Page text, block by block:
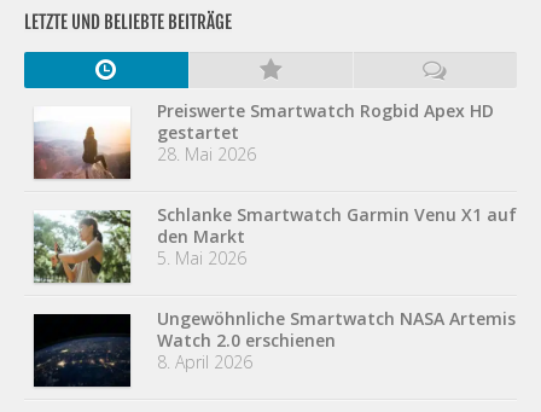
LETZTE UND BELIEBTE BEITRÄGE
Preiswerte Smartwatch Rogbid Apex HD
gestartet
28. Mai 2026
Schlanke Smartwatch Garmin Venu X1 auf
den Markt
5. Mai 2026
Ungewöhnliche Smartwatch NASA Artemis
Watch 2.0 erschienen
8. April 2026